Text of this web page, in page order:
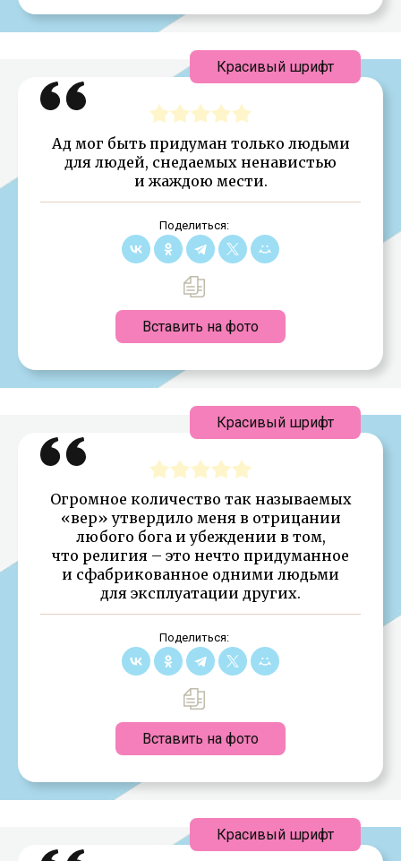
Ад мог быть придуман только людьми
для людей, снедаемых ненавистью
и жаждою мести.
Поделиться:
Вставить на фото
Красивый шрифт
Огромное количество так называемых
«вер» утвердило меня в отрицании
любого бога и убеждении в том,
что религия – это нечто придуманное
и сфабрикованное одними людьми
для эксплуатации других.
Поделиться:
Вставить на фото
Красивый шрифт
Красивый шрифт